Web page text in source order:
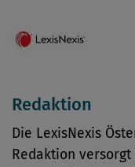
Redaktion
Die LexisNexis
Redaktion